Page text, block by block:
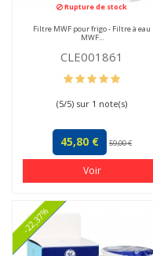
Rupture de stock
Filtre MWF pour frigo - Filtre à eau
MWF...
CLE001861
(5/5) sur 1 note(s)
45,80 € 59,00 €
Voir
-22,37%